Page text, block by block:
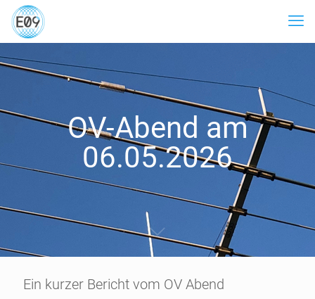
OV-Abend am
06.05.2026
Ein kurzer Bericht vom OV Abend